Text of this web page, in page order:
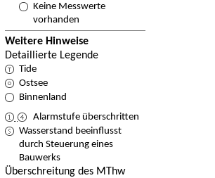
Keine Messwerte
vorhanden
Weitere Hinweise
Detaillierte Legende
Tide
Ostsee
Binnenland
Alarmstufe überschritten
Wasserstand beeinflusst
durch Steuerung eines
Bauwerks
Überschreitung des MThw